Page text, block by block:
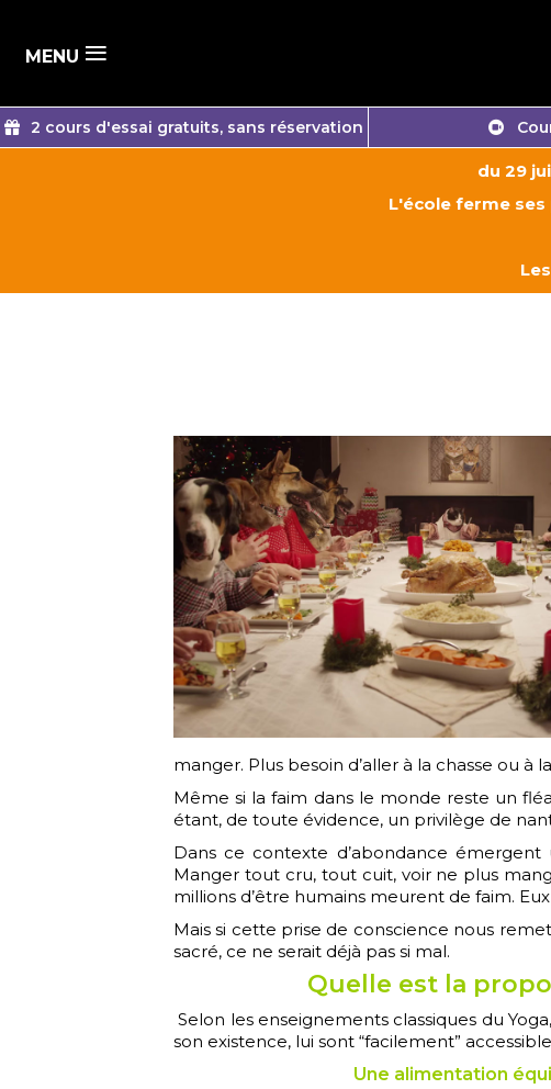
MENU ≡
2 cours d'essai gratuits, sans réservation
du 29
L'école ferme
manger. Plus besoin d’aller à la chasse ou à
Même si la faim dans le monde reste un
étant, de toute évidence, un privilège de
Dans ce contexte d’abondance
Manger tout cru, tout cuit, voir ne plus
millions d’être humains meurent de faim.
Mais si cette prise de conscience nous
sacré, ce ne serait déjà pas si mal.
Quelle est la
Selon les enseignements classiques du
son existence, lui sont “facilement”
Une alimentation